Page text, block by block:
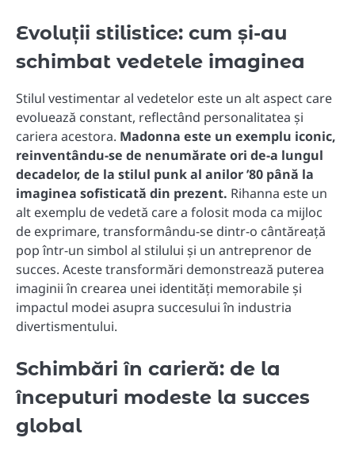
Evoluții stilistice: cum și-au
schimbat vedetele imaginea
Stilul vestimentar al vedetelor este un alt aspect care
evoluează constant, reflectând personalitatea și
cariera acestora. Madonna este un exemplu iconic,
reinventându-se de nenumărate ori de-a lungul
decadelor, de la stilul punk al anilor ’80 până la
imaginea sofisticată din prezent. Rihanna este un
alt exemplu de vedetă care a folosit moda ca mijloc
de exprimare, transformându-se dintr-o cântăreață
pop într-un simbol al stilului și un antreprenor de
succes. Aceste transformări demonstrează puterea
imaginii în crearea unei identități memorabile și
impactul modei asupra succesului în industria
divertismentului.
Schimbări în carieră: de la
începuturi modeste la succes
global